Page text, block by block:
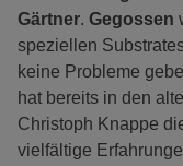
Gärtner. Gegossen
speziellen
keine Probleme
hat bereits in den
Christoph Knappe
vielfältige